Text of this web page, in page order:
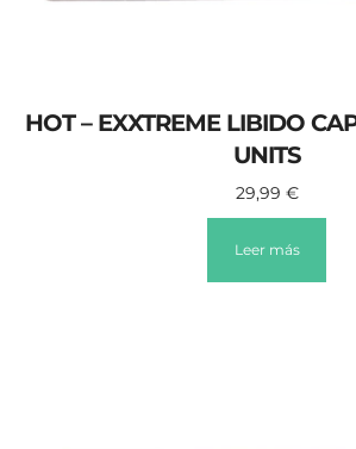
HOT – EXXTREME LIBIDO
UNITS
29,99 €
Leer más